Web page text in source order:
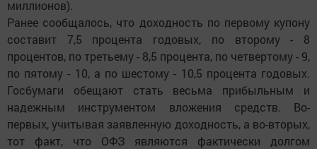
миллионов).
Ранее сообщалось, что доходность по первому купону
составит 7,5 процента годовых, по второму - 8
процентов, по третьему - 8,5 процента, по четвертому - 9,
по пятому - 10, а по шестому - 10,5 процента годовых.
Госбумаги обещают стать весьма прибыльным и
надежным инструментом вложения средств. Во-
первых, учитывая заявленную доходность, а во-вторых,
тот факт, что ОФЗ являются фактически долгом